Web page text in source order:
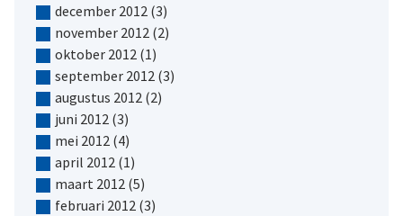
december 2012 (3)
november 2012 (2)
oktober 2012 (1)
september 2012 (3)
augustus 2012 (2)
juni 2012 (3)
mei 2012 (4)
april 2012 (1)
maart 2012 (5)
februari 2012 (3)